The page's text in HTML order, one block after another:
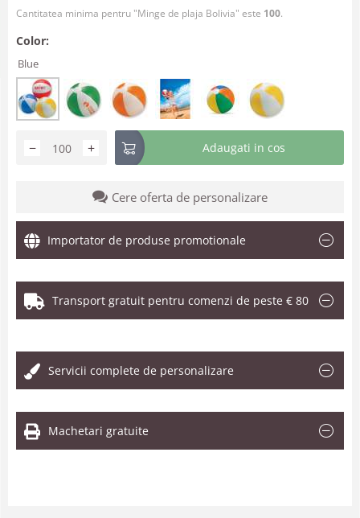
Cantitatea minima pentru "Minge de plaja Bolivia" este 100.
Color:
Blue
+
− Adaugati in cos
Cere oferta de personalizare
Importator de produse promotionale
Transport gratuit pentru comenzi de peste € 80
Servicii complete de personalizare
Machetari gratuite